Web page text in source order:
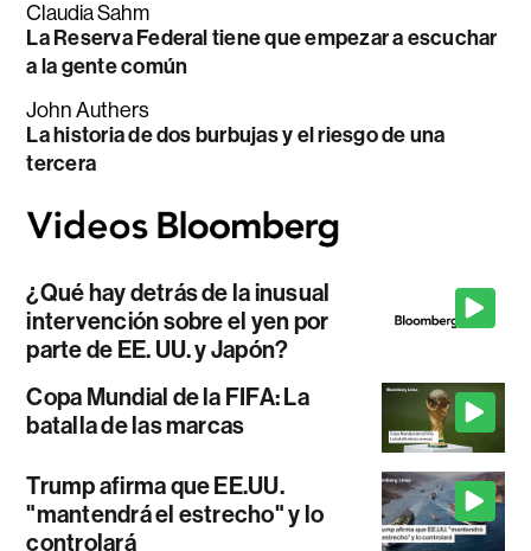
Claudia Sahm
La Reserva Federal tiene que empezar a escuchar
a la gente común
John Authers
La historia de dos burbujas y el riesgo de una
tercera
¿Qué hay detrás de la inusual
intervención sobre el yen por
parte de EE. UU. y Japón?
Copa Mundial de la FIFA: La
batalla de las marcas
Trump afirma que EE.UU.
"mantendrá el estrecho" y lo
controlará